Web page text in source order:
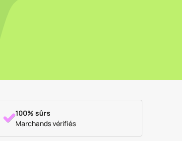
100% sûrs
Marchands vérifiés